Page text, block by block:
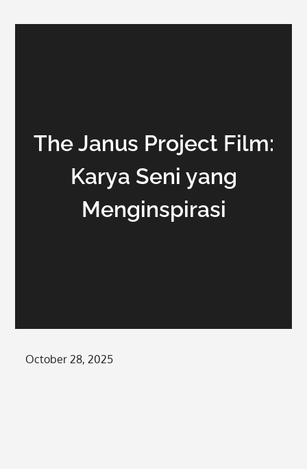
The Janus Project Film:
Karya Seni yang
Menginspirasi
Posted
October 28, 2025